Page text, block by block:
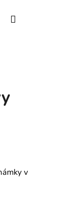
nějaký dotaz?
Nákupní
v